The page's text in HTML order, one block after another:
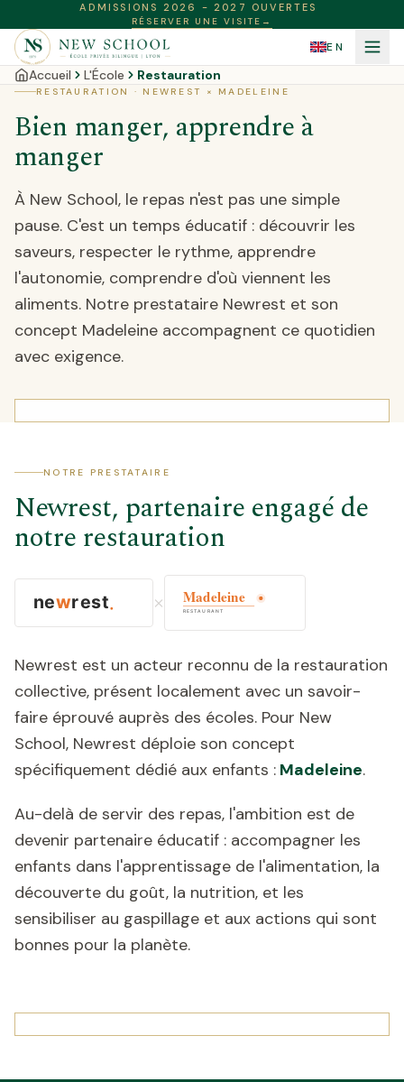
ADMISSIONS 2026 - 2027 OUVERTES
RÉSERVER UNE VISITE →
EN
Accueil L'École Restauration
RESTAURATION · NEWREST × MADELEINE
Bien manger, apprendre à
manger
À New School, le repas n'est pas une simple
pause. C'est un temps éducatif : découvrir les
saveurs, respecter le rythme, apprendre
l'autonomie, comprendre d'où viennent les
aliments. Notre prestataire Newrest et son
concept Madeleine accompagnent ce quotidien
avec exigence.
NOTRE PRESTATAIRE
Newrest, partenaire engagé de
notre restauration
×
Newrest est un acteur reconnu de la restauration
collective, présent localement avec un savoir-
faire éprouvé auprès des écoles. Pour New
School, Newrest déploie son concept
spécifiquement dédié aux enfants : Madeleine.
Au-delà de servir des repas, l'ambition est de
devenir partenaire éducatif : accompagner les
enfants dans l'apprentissage de l'alimentation, la
découverte du goût, la nutrition, et les
sensibiliser au gaspillage et aux actions qui sont
bonnes pour la planète.